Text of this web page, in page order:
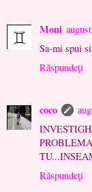
Moni
Sa-mi spui
Răspundeți
coco
Răspundeți